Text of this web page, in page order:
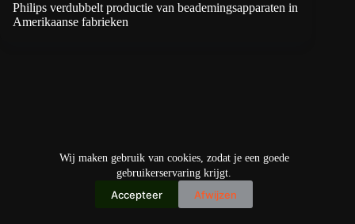
Wij maken gebruik van cookies, zodat je een goede
gebruikerservaring krijgt.
Accepteer Afwijzen
Philips verdubbelt productie van beademingsapparaten in
Amerikaanse fabrieken